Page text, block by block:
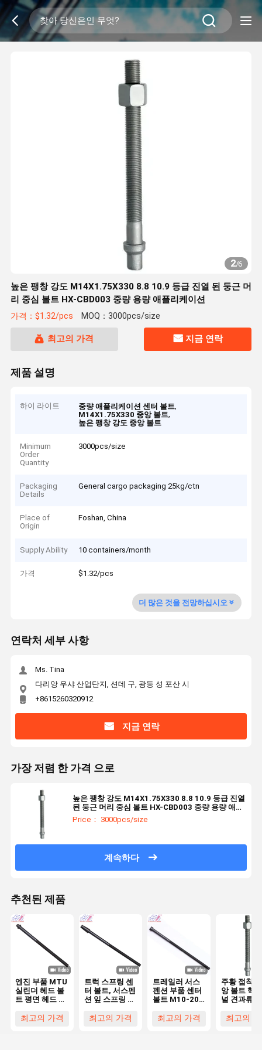
2/6
높은 팽창 강도 M14X1.75X330 8.8 10.9 등급 진열 된 둥근 머
리 중심 볼트 HX-CBD003 중량 용량 애플리케이션
가격：$1.32/pcs MOQ：3000pcs/size
최고의 가격 지금 연락
제품 설명
하이 라이트 중량 애플리케이션 센터 볼트,
M14X1.75X330 중앙 볼트,
높은 팽창 강도 중앙 볼트
Minimum
Order
Quantity
3000pcs/size
Packaging
Details
General cargo packaging 25kg/ctn
Place of
Origin
Foshan, China
Supply Ability 10 containers/month
가격 $1.32/pcs
더 많은 것을 전망하십시오
연락처 세부 사항
Ms. Tina
다리앙 우샤 산업단지, 션데 구, 광둥 성 포산 시
+8615260320912
지금 연락
가장 저렴 한 가격 으로
높은 팽창 강도 M14X1.75X330 8.8 10.9 등급 진열
된 둥근 머리 중심 볼트 HX-CBD003 중량 용량 애플
리케이션
Price： 3000pcs/size
계속하다
추천된 제품
엔진 부품 MTU
실린더 헤드 볼
트 평면 헤드 센
M30
최고의 가격
트럭 스프링 센
터 볼트, 서스펜
션 잎 스프링 센
7/16-110MM
최고의 가격
트레일러 서스
펜션 부품 센터
볼트 M10-20
전자기 검정 트
최고의 가격
주황 접착
앙 볼트 헥
널 견과류
10.9 등급
최고의